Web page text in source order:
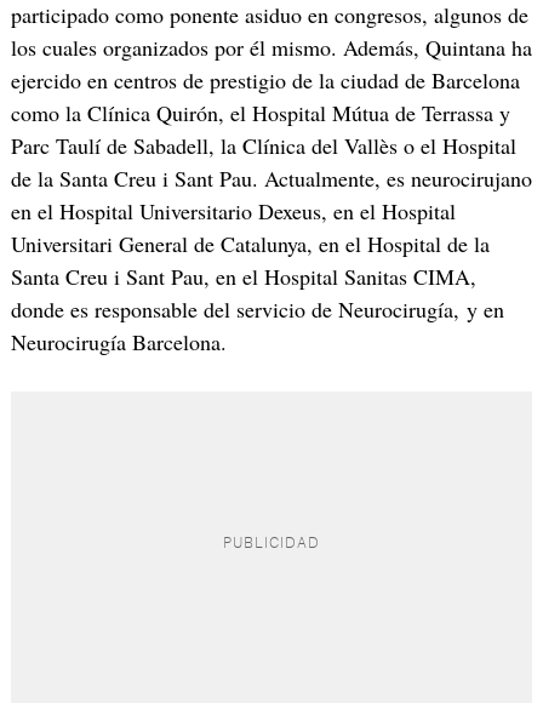
participado como ponente asiduo en congresos, algunos de
los cuales organizados por él mismo. Además, Quintana ha
ejercido en centros de prestigio de la ciudad de Barcelona
como la Clínica Quirón, el Hospital Mútua de Terrassa y
Parc Taulí de Sabadell, la Clínica del Vallès o el Hospital
de la Santa Creu i Sant Pau. Actualmente, es neurocirujano
en el Hospital Universitario Dexeus, en el Hospital
Universitari General de Catalunya, en el Hospital de la
Santa Creu i Sant Pau, en el Hospital Sanitas CIMA,
donde es responsable del servicio de Neurocirugía, y en
Neurocirugía Barcelona.